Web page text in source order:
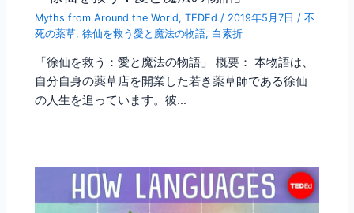
Myths from Around the World,TEDEd / 2019年5月7日 /不
死の薬草,徐仙を救う愛と魔法の物語, 白素折
「徐仙を救う：愛と魔法の物語」 概要： 本物語は、
自分自身の薬草店を開業した若き薬草師である徐仙
の人生を追っています。彼…